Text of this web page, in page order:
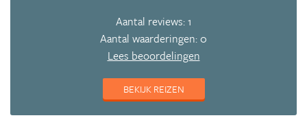
Aantal reviews: 1
Aantal waarderingen: 0
Lees beoordelingen
BEKIJK REIZEN